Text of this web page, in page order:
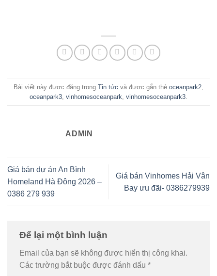
Bài viết này được đăng trong Tin tức và được gắn thẻ oceanpark2
oceanpark3 vinhomesoceanpark vinhomesoceanpark3
ADMIN
Giá bán dự án An Bình
Homeland Hà Đông 2026 –
0386 279 939
Giá bán Vinhomes Hải Vân
Bay ưu đãi- 0386279939
Để lại một bình luận
Email của bạn sẽ không được hiển thị công khai.
Các trường bắt buộc được đánh dấu *